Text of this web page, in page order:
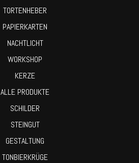
TORTENHEBER
PAPIERKARTEN
NACHTLICHT
WORKSHOP
KERZE
ALLE PRODUKTE
SCHILDER
STEINGUT
GESTALTUNG
TONBIERKRÜGE